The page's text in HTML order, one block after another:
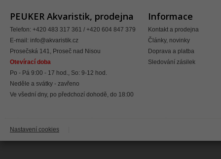
PEUKER Akvaristik, prodejna
Telefon: +420 483 317 361 / +420 604 847 379
E-mail: info@akvaristik.cz
Prosečská 141, Proseč nad Nisou
Otevírací doba
Po - Pá 9:00 - 17 hod., So: 9-12 hod.
Neděle a svátky - zavřeno
Ve všední dny, po předchozí dohodě, do 18:00
Informace
Kontakt a prodejna
Články, novinky
Doprava a platba
Sledování zásilek
Nastavení cookies